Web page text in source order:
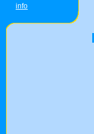
info